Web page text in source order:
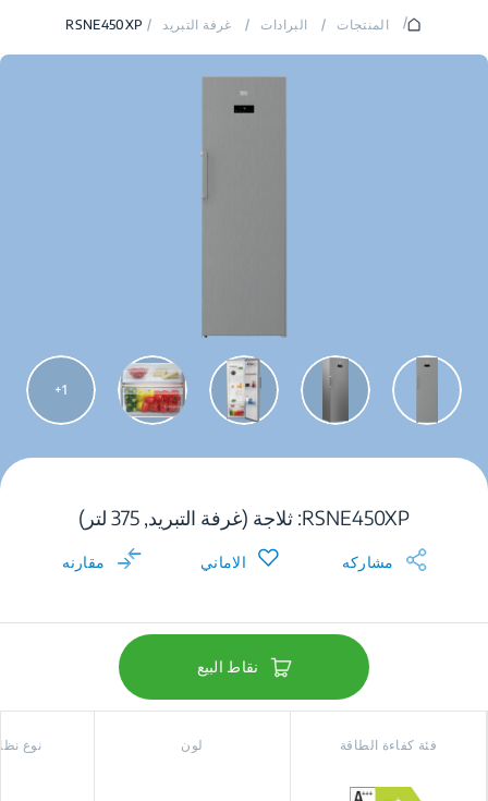
/ المنتجات / البرادات / غرفة التبريد /
RSNE450XP
1
RSNE450XP: ثلاجة (غرفة التبريد, 375 لتر)
مشاركه الاماني مقارنه
نقاط البيع
فئة كفاءة الطاقة لون نوع